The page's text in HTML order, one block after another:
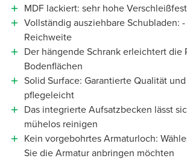
MDF lackiert: sehr hohe
Vollständig ausziehbare Schubladen:
Reichweite
Der hängende Schrank erleichtert die
Bodenflächen
Solid Surface: Garantierte Qualität
pflegeleicht
Das integrierte Aufsatzbecken lässt
mühelos reinigen
Kein vorgebohrtes Armaturloch:
Sie die Armatur anbringen möchten